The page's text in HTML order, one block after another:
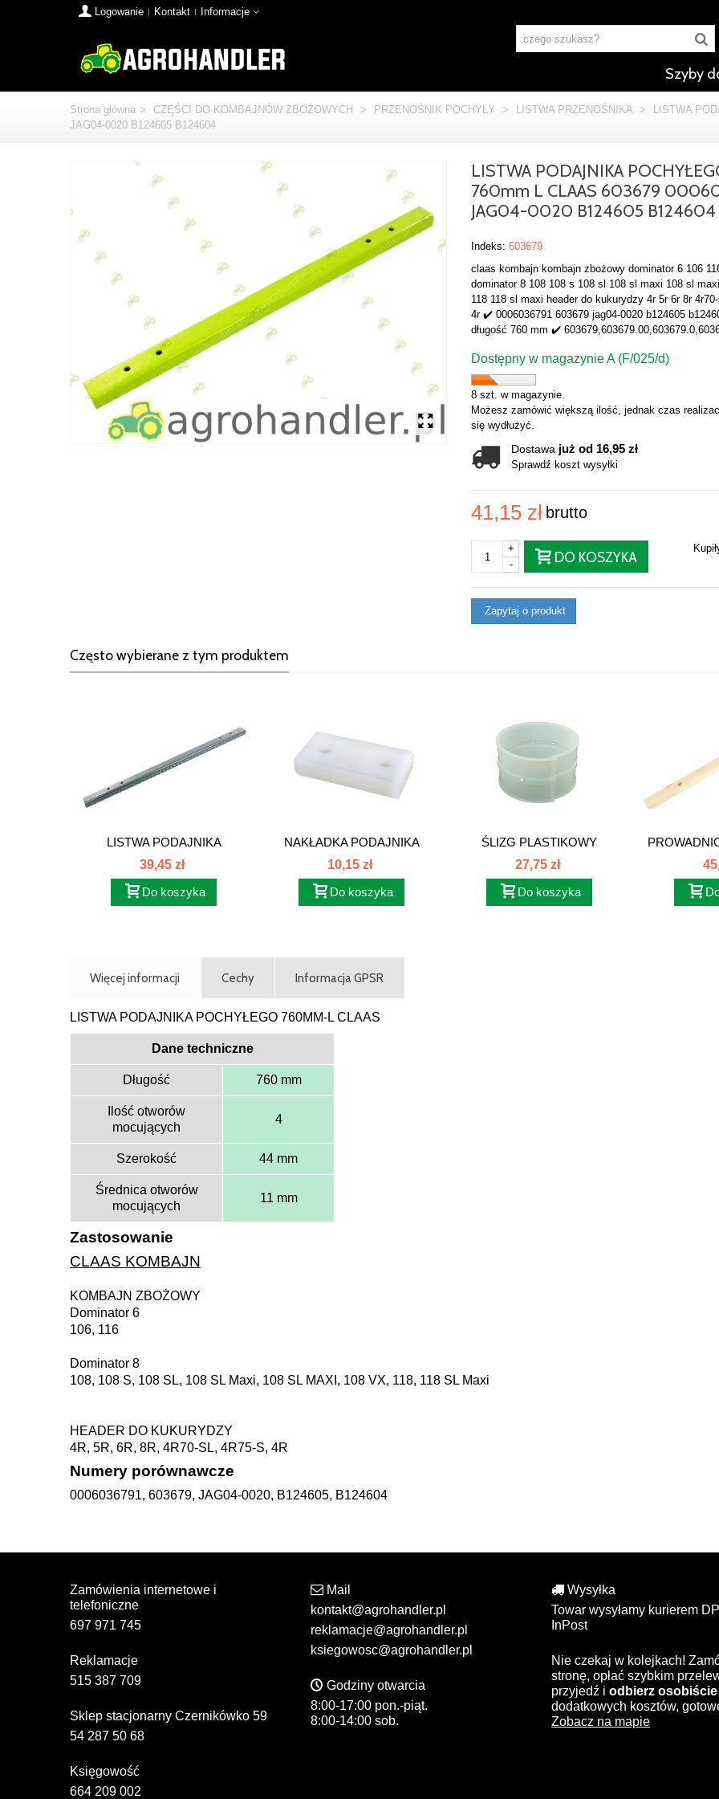
Logowanie Kontakt Informacje
Szyby
Strona główna > CZĘŚCI DO KOMBAJNÓW ZBOŻOWYCH > PRZENOŚNIK POCHYŁY > LISTWA PRZENOŚNIKA >
LISTWA
JAG04-0020 B124605 B124604
LISTWA PODAJNIKA
760mm L CLAAS 603679
JAG04-0020 B124605 B124604
Indeks: 603679
claas kombajn kombajn zbożowy dominator 6 106
dominator 8 108 108 s 108 sl 108 sl maxi 108 sl
118 118 sl maxi header do kukurydzy 4r 5r 6r 8r
4r ✔️ 0006036791 603679 jag04-0020 b124605
długość 760 mm ✔️
Dostępny w magazynie A (F/025/d)
8 szt. w magazynie.
Możesz zamówić większą ilość, jednak czas
się wydłużyć.
Dostawa już od 16,95 zł
Sprawdź koszt wysyłki
41,15 zł brutto
-
+
DO KOSZYKA
Zapytaj o produkt
Często wybierane z tym produktem
LISTWA PODAJNIKA
POCHYŁEGO...
39,45 zł
Do koszyka
NAKŁADKA PODAJNIKA
CLAAS...
10,15 zł
Do koszyka
ŚLIZG PLASTIKOWY
CLAAS...
27,75 zł
Do koszyka
Więcej informacji Cechy Informacja GPSR
LISTWA PODAJNIKA POCHYŁEGO 760MM-L CLAAS
Dane techniczne
Długość 760 mm
Ilość otworów
mocujących
4
Szerokość 44 mm
Średnica otworów
mocujących
11 mm
Zastosowanie
CLAAS KOMBAJN
KOMBAJN ZBOŻOWY
Dominator 6
106, 116
Dominator 8
108, 108 S, 108 SL, 108 SL Maxi, 108 SL MAXI, 108 VX, 118, 118 SL Maxi
HEADER DO KUKURYDZY
4R, 5R, 6R, 8R, 4R70-SL, 4R75-S, 4R
Numery porównawcze
0006036791, 603679, JAG04-0020, B124605, B124604
Zamówienia internetowe i
telefoniczne
697 971 745
Reklamacje
515 387 709
Sklep stacjonarny Czernikówko 59
54 287 50 68
Księgowość
664 209 002
Mail
kontakt@agrohandler.pl
reklamacje@agrohandler.pl
ksiegowosc@agrohandler.pl
Godziny otwarcia
8:00-17:00 pon.-piąt.
8:00-14:00 sob.
Wysyłka
Towar wysyłamy kurierem
InPost
Nie czekaj w kolejkach!
stronę, opłać szybkim
przyjedź i odbierz osobiście
dodatkowych kosztów,
Zobacz na mapie